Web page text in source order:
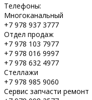
Телефоны:
Многоканальный
+7 978 937 3777
Отдел продаж
+7 978 103 7977
+7 978 016 9997
+7 978 632 4977
Стеллажи
+7 978 985 9060
Сервис запчасти ремонт